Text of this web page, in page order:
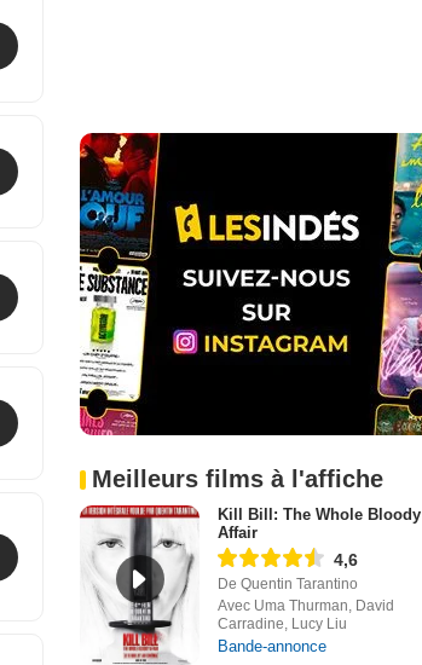
Meilleurs films à l'affiche
Kill Bill: The Whole Bloody
Affair
4,6
De Quentin Tarantino
Avec Uma Thurman, David
Carradine, Lucy Liu
Bande-annonce